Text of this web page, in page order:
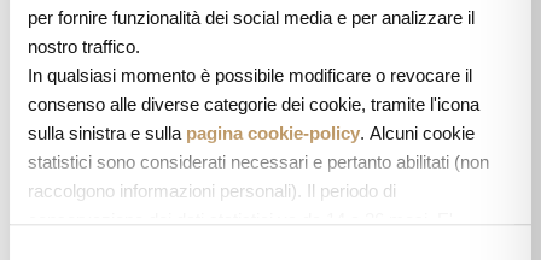
per fornire funzionalità dei social media e per analizzare il
nostro traffico.
In qualsiasi momento è possibile modificare o revocare il
consenso alle diverse categorie dei cookie, tramite l'icona
sulla sinistra e sulla pagina cookie-policy. Alcuni cookie
statistici sono considerati necessari e pertanto abilitati (non
raccolgono informazioni personali). Il periodo di
Nome Fornitore Scopo
massi
ma di
archivi
azione